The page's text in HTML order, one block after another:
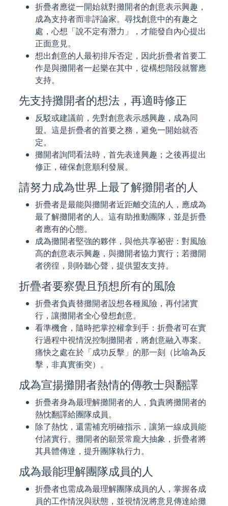
折疊者應從一開始就對攤開者的創意表示興趣，
成為支持者而非評論家。尋找創意中的有趣之
處，心想「說不定有潛力」，才能發自內心提出
正面意見。
想出創意的人最初排斥否定，因此折疊者首要工
作是與攤開者一起樂在其中，從構想階段就響應
支持。
先支持攤開者的想法，再適時修正
反駁或建議前，先對創意表示感興趣，成為同
盟。這是折疊者的首要之務，避免一開始就否
定。
攤開者詢問看法時，首先表達興趣；之後再提出
修正，確保創意順利發展。
請努力成為世界上最了解攤開者的人
折疊者是最能與攤開者近距離交流的人，應成為
最了解攤開者的人。這有助推動團隊，並是折疊
者應有的心態。
成為攤開者堅強的夥伴，與他共享祕密：對風險
高的創意表示興趣，與攤開者協力實行；若攤開
者徬徨，則聆聽心聲，提供盟友支持。
折疊者要察覺且預想所有的風險
折疊者負責替攤開者設想各種風險，再付諸實
行，讓攤開者全心發想創意。
看準機會，隨時把掌控權拿到手：折疊者可在實
行過程中視情況控制攤開者，將創意融入專案。
痛快之處在於「成功反擊」的那一刻（比喻為反
擊，非真實衝突）。
成為宣揚攤開者熱情的傳教士與翻譯
折疊者身為最理解攤開者的人，負責將攤開者的
熱忱翻譯給團隊成員。
除了熱忱，還需補充明確指示，讓第一線成員能
付諸實行。攤開者的願景常龐大抽象，折疊者將
其具體傳達，提升團隊執行力。
成為最能理解團隊成員的人
折疊者也需成為最理解團隊成員的人，掌握各成
員的工作情況與狀態，並視情況將意見傳達給攤